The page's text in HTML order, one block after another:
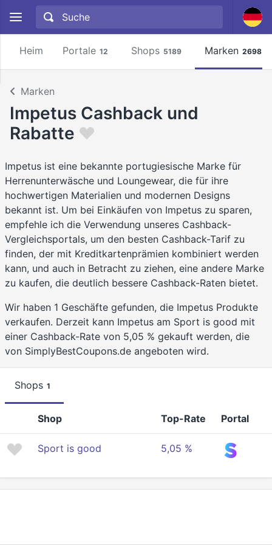
Heim Portale 12 Shops 5189 Marken 2698
Marken
Impetus Cashback und
Rabatte
Impetus ist eine bekannte portugiesische Marke für
Herrenunterwäsche und Loungewear, die für ihre
hochwertigen Materialien und modernen Designs
bekannt ist. Um bei Einkäufen von Impetus zu sparen,
empfehle ich die Verwendung unseres Cashback-
Vergleichsportals, um den besten Cashback-Tarif zu
finden, der mit Kreditkartenprämien kombiniert werden
kann, und auch in Betracht zu ziehen, eine andere Marke
zu kaufen, die deutlich bessere Cashback-Raten bietet.
Wir haben 1 Geschäfte gefunden, die Impetus Produkte
verkaufen. Derzeit kann Impetus am Sport is good mit
einer Cashback-Rate von 5,05 % gekauft werden, die
von SimplyBestCoupons.de angeboten wird.
Shops 1
Shop Top-Rate Portal
Sport is good 5,05 %